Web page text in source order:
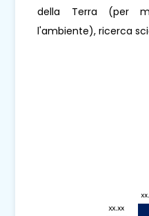
della Terra (per
l'ambiente), ricerca